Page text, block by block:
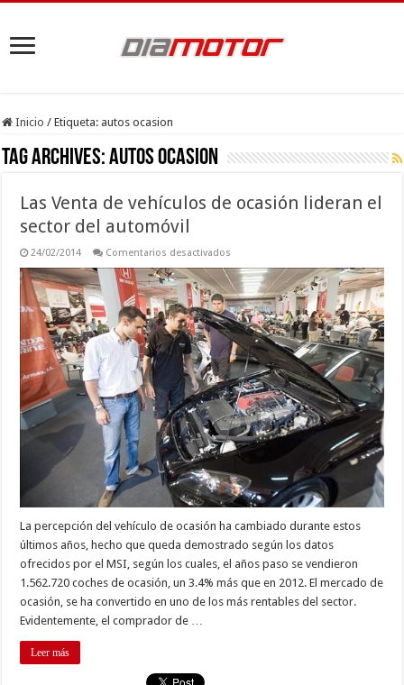
Inicio / Etiqueta: autos ocasion
Tag Archives:autos ocasion
Las Venta de vehículos de ocasión lideran el
sector del automóvil
24/02/2014 Comentarios desactivados
Venta
de
vehículos
de
ocasión
lideran
el
sector
del
automóvil
La percepción del vehículo de ocasión ha cambiado durante estos
últimos años, hecho que queda demostrado según los datos
ofrecidos por el MSI, según los cuales, el años paso se vendieron
1.562.720 coches de ocasión, un 3.4% más que en 2012. El mercado de
ocasión, se ha convertido en uno de los más rentables del sector.
Evidentemente, el comprador de …
Leer más